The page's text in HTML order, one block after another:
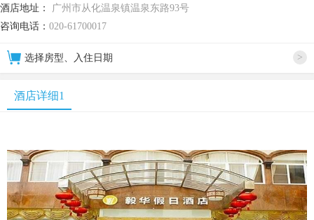
酒店地址：
广州市从化温泉镇温泉东路93号
咨询电话： 020-61700017
选择房型、入住日期 >
酒店详细1